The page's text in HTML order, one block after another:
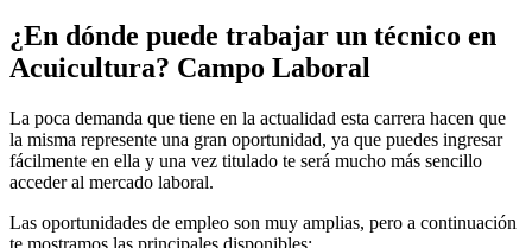
¿En dónde puede trabajar un técnico en
Acuicultura? Campo Laboral
La poca demanda que tiene en la actualidad esta carrera hacen que
la misma represente una gran oportunidad, ya que puedes ingresar
fácilmente en ella y una vez titulado te será mucho más sencillo
acceder al mercado laboral.
Las oportunidades de empleo son muy amplias, pero a continuación